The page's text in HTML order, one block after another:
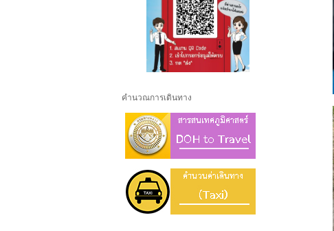
คำนวณการเดินทาง